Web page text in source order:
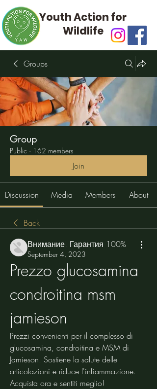
Youth Action for
Wildlife
Groups
Group
Public · 162 members
Join
Discussion Media Members About
Back
Внимание! Гарантия 100%
September 4, 2023
Prezzo glucosamina
condroitina msm
jamieson
Prezzi convenienti per il complesso di
glucosamina, condroitina e MSM di
Jamieson. Sostiene la salute delle
articolazioni e riduce l'infiammazione.
Acquista ora e sentiti meglio!